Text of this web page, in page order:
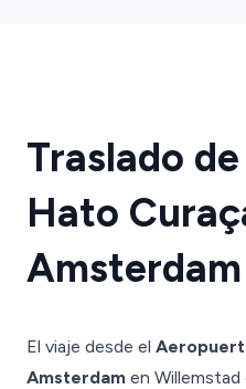
Traslado
Hato
Amsterdam
El viaje desde el
Amsterdam en